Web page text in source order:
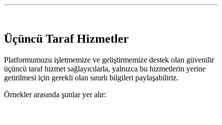
Üçüncü Taraf Hizmetler
Platformumuzu işletmemize ve geliştirmemize destek olan güvenilir
üçüncü taraf hizmet sağlayıcılarla, yalnızca bu hizmetlerin yerine
getirilmesi için gerekli olan sınırlı bilgileri paylaşabiliriz.
Örnekler arasında şunlar yer alır: